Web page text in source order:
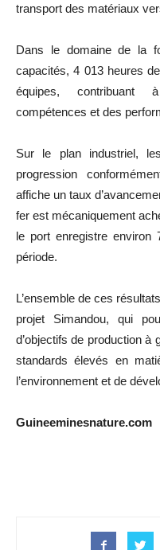
transport des matériaux
Dans le domaine de la
capacités, 4 013 heures
équipes, contribuant
compétences et des
Sur le plan industriel,
progression
affiche un taux
fer est mécaniquement
le port enregistre environ
période.
L’ensemble de ces
projet Simandou, qui
d’objectifs de production à
standards élevés en
l’environnement et de
Guineeminesnature.com